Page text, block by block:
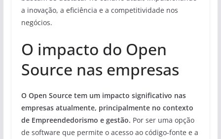
a inovação, a eficiência e a competitividade nos
negócios.
O impacto do Open
Source nas empresas
O Open Source tem um impacto significativo nas
empresas atualmente, principalmente no contexto
de Empreendedorismo e gestão. Por ser uma opção
de software que permite o acesso ao código-fonte e a